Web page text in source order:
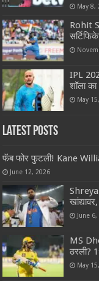
May 8,
Rohit
IPL
शॉला का
May
Latest Posts
फॅब फोर फुटली! Kane
June 12, 2026
June
MS
ठरली?
May